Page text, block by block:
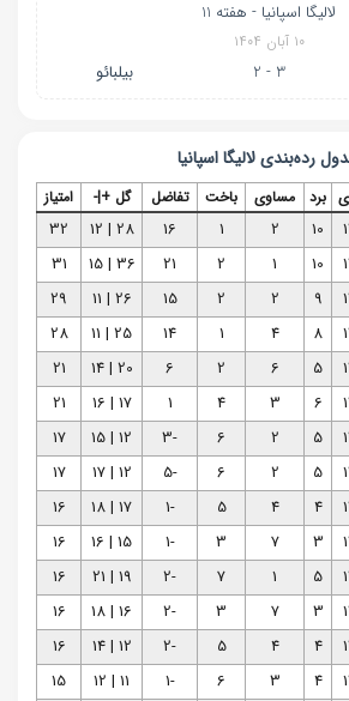
لالیگا اسپانیا - هفته 11
۱۰ آبان ۱۴۰۴
3 - 2 بیلبائو
رده‌بندیلالیگا اسپانیا
برد مساوی باخت تفاضل گل +|- امتیاز
10
2
1
16
28 | 12
32
10
1
2
21
36 | 15
31
9
2
2
15
26 | 11
29
8
4
1
14
25 | 11
28
5
6
2
6
20 | 14
21
6
3
4
1
17 | 16
21
5
2
6
-3
12 | 15
17
5
2
6
-5
12 | 17
17
4
4
5
-1
17 | 18
16
3
7
3
-1
15 | 16
16
5
1
7
-2
19 | 21
16
3
7
3
-2
16 | 18
16
4
4
5
-2
12 | 14
16
4
3
6
-1
11 | 12
15